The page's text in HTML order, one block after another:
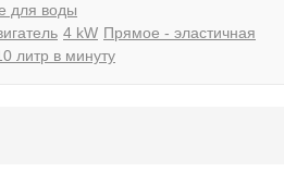
для воды
4 kW Прямое - эластичная
литр в минуту